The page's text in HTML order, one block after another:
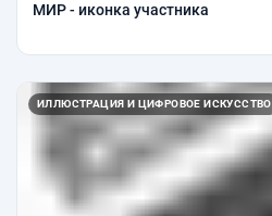
МИР - иконка участника
ИЛЛЮСТРАЦИЯ И ЦИФРОВОЕ ИСКУССТВО